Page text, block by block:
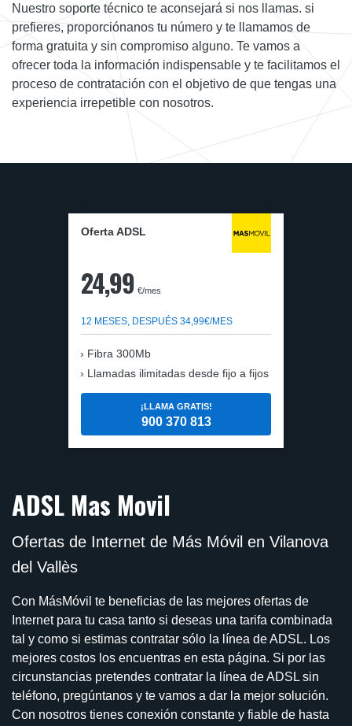
Nuestro soporte técnico te aconsejará si nos llamas. si
prefieres, proporciónanos tu número y te llamamos de
forma gratuita y sin compromiso alguno. Te vamos a
ofrecer toda la información indispensable y te facilitamos el
proceso de contratación con el objetivo de que tengas una
experiencia irrepetible con nosotros.
Oferta ADSL
24,99 €/mes
12 MESES, DESPUÉS 34,99€/MES
Fibra 300Mb
Llamadas ilimitadas desde fijo a fijos
¡LLAMA GRATIS!
900 370 813
ADSL Mas Movil
Ofertas de Internet de Más Móvil en Vilanova
del Vallès
Con MásMóvil te beneficias de las mejores ofertas de
Internet para tu casa tanto si deseas una tarifa combinada
tal y como si estimas contratar sólo la línea de ADSL. Los
mejores costos los encuentras en esta página. Si por las
circunstancias pretendes contratar la línea de ADSL sin
teléfono, pregúntanos y te vamos a dar la mejor solución.
Con nosotros tienes conexión constante y fiable de hasta